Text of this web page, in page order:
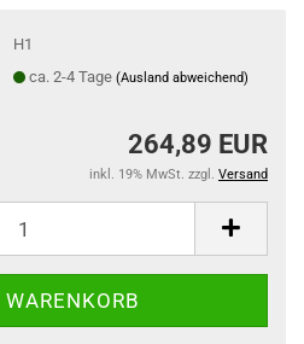
H1
ca. 2-4 Tage (Ausland abweichend)
264,89 EUR
inkl. 19% MwSt. zzgl. Versand